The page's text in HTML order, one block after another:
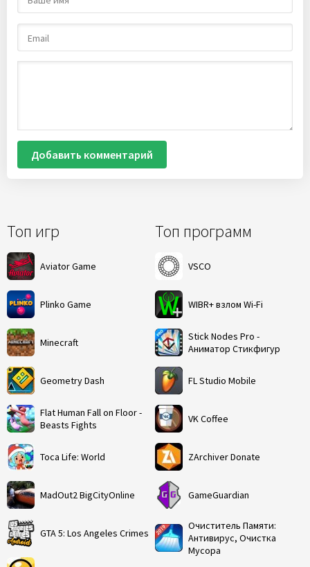
Топ игр
Aviator Game
Plinko Game
Minecraft
Geometry Dash
Flat Human Fall on Floor -
Beasts Fights
Toca Life: World
MadOut2 BigCityOnline
GTA 5: Los Angeles Crimes
Топ программ
VSCO
WIBR+ взлом Wi-Fi
Stick Nodes Pro -
Аниматор Стикфигур
FL Studio Mobile
VK Coffee
ZArchiver Donate
GameGuardian
Очиститель Памяти:
Антивирус, Очистка
Мусора
Добавить комментарий